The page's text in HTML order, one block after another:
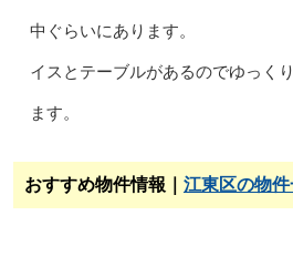
中ぐらいにあります。
イスとテーブルがあるのでゆっく
ます。
おすすめ物件情報｜ 江東区の物